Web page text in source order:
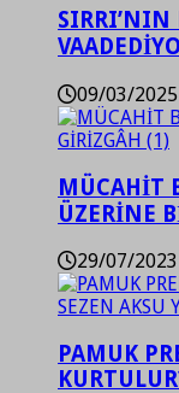
SIRRI’NIN
09/03/2025
MÜCAHİT
ÜZERİNE
29/07/2023
PAMUK